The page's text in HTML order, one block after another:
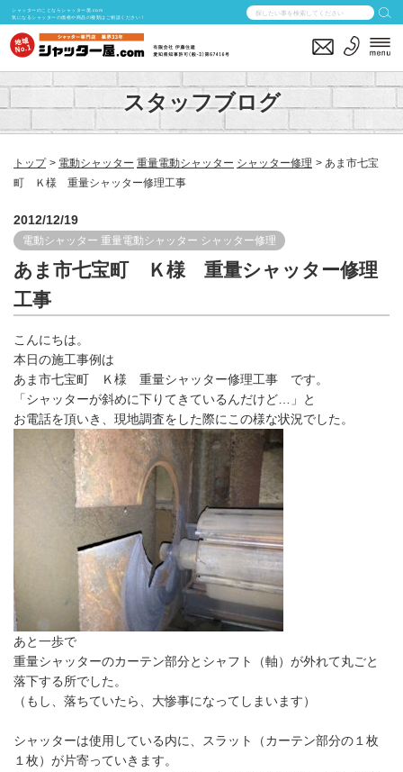
シャッターのことならシャッター屋.com
気になるシャッターの価格や商品の種類はご相談ください！
スタッフブログ
トップ 電動シャッター 重量電動シャッター シャッター修理
あま市七宝
町 Ｋ様 重量シャッター修理工事
2012/12/19
電動シャッター 重量電動シャッター シャッター修理
あま市七宝町 Ｋ様 重量シャッター修理
工事
こんにちは。
本日の施工事例は
あま市七宝町 Ｋ様 重量シャッター修理工事 です。
「シャッターが斜めに下りてきているんだけど…」と
お電話を頂いき、現地調査をした際にこの様な状況でした。
あと一歩で
重量シャッターのカーテン部分とシャフト（軸）が外れて丸ごと
落下する所でした。
（もし、落ちていたら、大惨事になってしまいます）
シャッターは使用している内に、スラット（カーテン部分の１枚
１枚）が片寄っていきます。